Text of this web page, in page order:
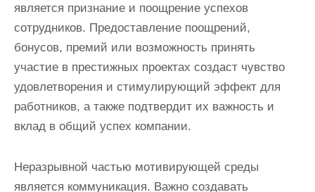
является признание и поощрение успехов
сотрудников. Предоставление поощрений,
бонусов, премий или возможность принять
участие в престижных проектах создаст чувство
удовлетворения и стимулирующий эффект для
работников, а также подтвердит их важность и
вклад в общий успех компании.
Неразрывной частью мотивирующей среды
является коммуникация. Важно создавать